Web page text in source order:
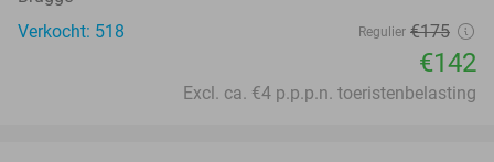
Verkocht: 518
Regulier €175
€142
Excl. ca. €4 p.p.p.n. toeristenbelasting